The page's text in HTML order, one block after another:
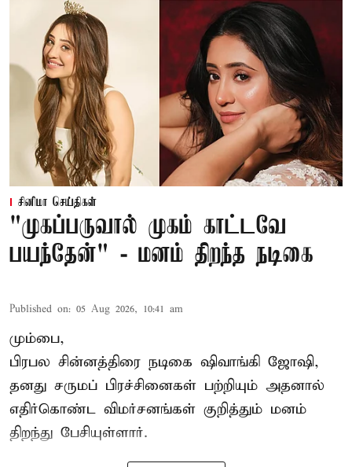
சினிமா செய்திகள்
"முகப்பருவால் முகம் காட்டவே
பயந்தேன்" - மனம் திறந்த நடிகை
Published on: 05 Aug 2026, 10:41 am
மும்பை,
பிரபல சின்னத்திரை நடிகை ஷிவாங்கி ஜோஷி,
தனது சருமப் பிரச்சினைகள் பற்றியும் அதனால்
எதிர்கொண்ட விமர்சனங்கள் குறித்தும் மனம்
திறந்து பேசியுள்ளார்.